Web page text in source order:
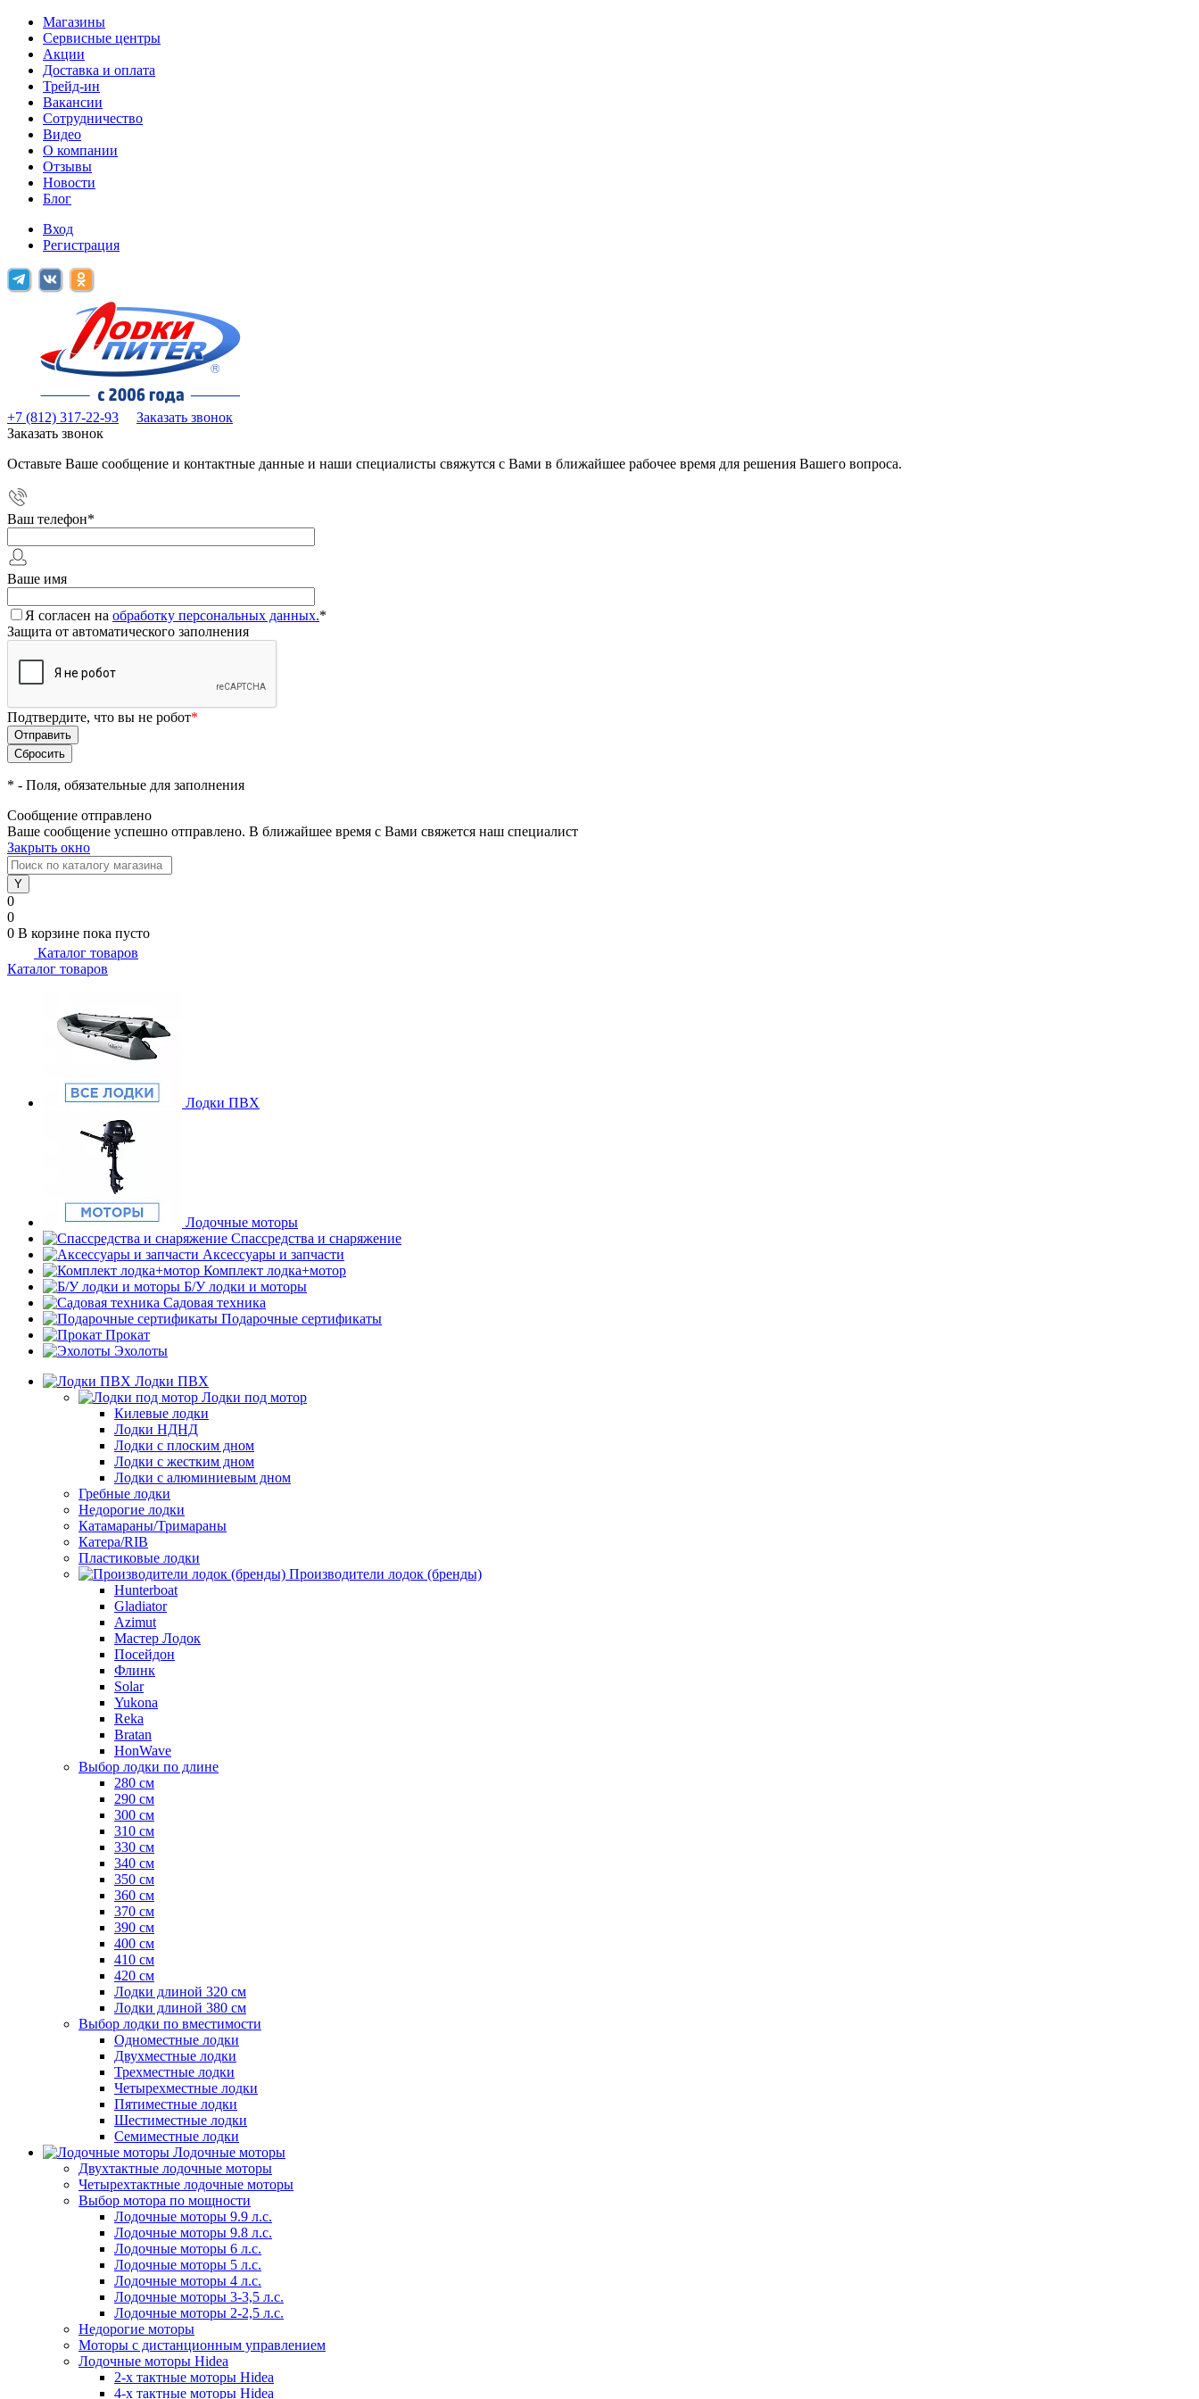
Магазины
Сервисные центры
Акции
Доставка и оплата
Трейд-ин
Вакансии
Сотрудничество
Видео
О компании
Отзывы
Новости
Блог
Вход
Регистрация
+7 (812) 317-22-93
Заказать звонок
Заказать звонок
Оставьте Ваше сообщение и контактные данные и наши специалисты свяжутся с Вами в ближайшее рабочее время для решения Вашего вопроса.
Ваш телефон*
Ваше имя
Я согласен на обработку персональных данных.*
Защита от автоматического заполнения
Подтвердите, что вы не робот*
* - Поля, обязательные для заполнения
Сообщение отправлено
Ваше сообщение успешно отправлено. В ближайшее время с Вами свяжется наш специалист
Закрыть окно
0
0
0 В корзине пока пусто
Каталог товаров
Каталог товаров
Лодки ПВХ
Лодочные моторы
Спассредства и снаряжение
Аксессуары и запчасти
Комплект лодка+мотор
Б/У лодки и моторы
Садовая техника
Подарочные сертификаты
Прокат
Эхолоты
Лодки ПВХ
Лодки под мотор
Килевые лодки
Лодки НДНД
Лодки с плоским дном
Лодки с жестким дном
Лодки с алюминиевым дном
Гребные лодки
Недорогие лодки
Катамараны/Тримараны
Катера/RIB
Пластиковые лодки
Производители лодок (бренды)
Hunterboat
Gladiator
Azimut
Мастер Лодок
Посейдон
Флинк
Solar
Yukona
Reka
Bratan
HonWave
Выбор лодки по длине
280 см
290 см
300 см
310 см
330 см
340 см
350 см
360 см
370 см
390 см
400 см
410 см
420 см
Лодки длиной 320 см
Лодки длиной 380 см
Выбор лодки по вместимости
Одноместные лодки
Двухместные лодки
Трехместные лодки
Четырехместные лодки
Пятиместные лодки
Шестиместные лодки
Семиместные лодки
Лодочные моторы
Двухтактные лодочные моторы
Четырехтактные лодочные моторы
Выбор мотора по мощности
Лодочные моторы 9.9 л.с.
Лодочные моторы 9.8 л.с.
Лодочные моторы 6 л.с.
Лодочные моторы 5 л.с.
Лодочные моторы 4 л.с.
Лодочные моторы 3-3,5 л.с.
Лодочные моторы 2-2,5 л.с.
Недорогие моторы
Моторы с дистанционным управлением
Лодочные моторы Hidea
2-х тактные моторы Hidea
4-х тактные моторы Hidea